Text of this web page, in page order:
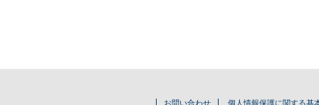
お問い合わせ 個人情報保護に関する基